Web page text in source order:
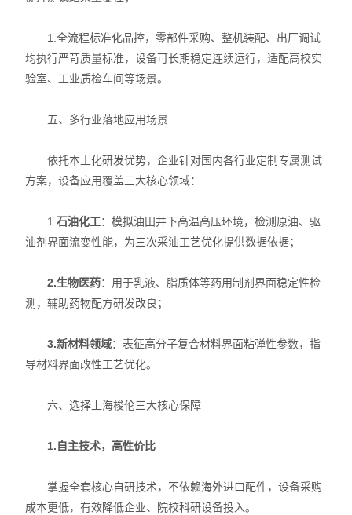
1.全流程标准化品控，零部件采购、整机装配、出厂调试
均执行严苛质量标准，设备可长期稳定连续运行，适配高校实
验室、工业质检车间等场景。
五、多行业落地应用场景
依托本土化研发优势，企业针对国内各行业定制专属测试
方案，设备应用覆盖三大核心领域：
1.石油化工：模拟油田井下高温高压环境，检测原油、驱
油剂界面流变性能，为三次采油工艺优化提供数据依据；
2.生物医药：用于乳液、脂质体等药用制剂界面稳定性检
测，辅助药物配方研发改良；
3.新材料领域：表征高分子复合材料界面粘弹性参数，指
导材料界面改性工艺优化。
六、选择上海梭伦三大核心保障
1.自主技术，高性价比
掌握全套核心自研技术，不依赖海外进口配件，设备采购
成本更低，有效降低企业、院校科研设备投入。